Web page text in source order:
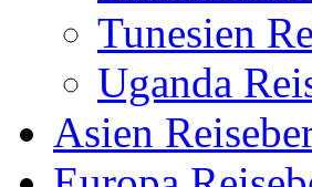
Tunesien
Uganda
Asien